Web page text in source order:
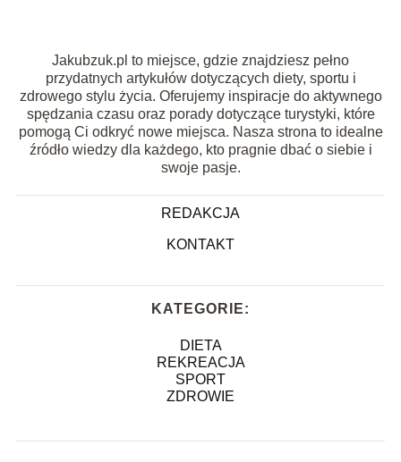
Jakubzuk.pl to miejsce, gdzie znajdziesz pełno
przydatnych artykułów dotyczących diety, sportu i
zdrowego stylu życia. Oferujemy inspiracje do aktywnego
spędzania czasu oraz porady dotyczące turystyki, które
pomogą Ci odkryć nowe miejsca. Nasza strona to idealne
źródło wiedzy dla każdego, kto pragnie dbać o siebie i
swoje pasje.
REDAKCJA
KONTAKT
KATEGORIE:
DIETA
REKREACJA
SPORT
ZDROWIE